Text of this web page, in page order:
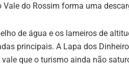
de água e os lameiros de
que o turismo ainda não